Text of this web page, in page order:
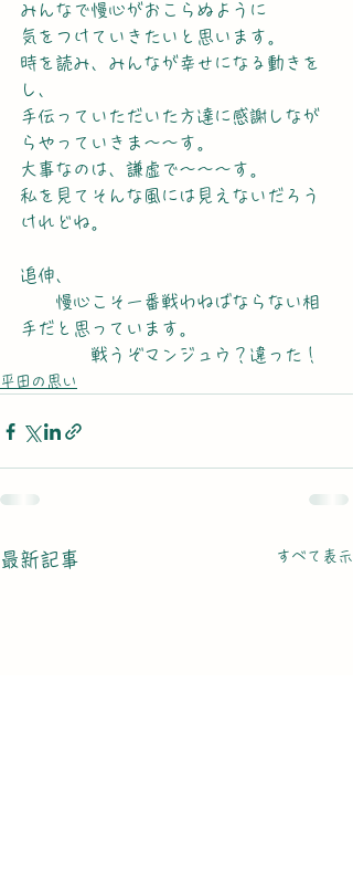
みんなで慢心がおこらぬように
気をつけていきたいと思います。
時を読み、みんなが幸せになる動きを
し、
手伝っていただいた方達に感謝しなが
らやっていきま～～す。
大事なのは、謙虚で～～～す。
私を見てそんな風には見えないだろう
けれどね。
追伸、
慢心こそ一番戦わねばならない相
手だと思っています。
戦うぞマンジュウ？違った！
平田の思い
最新記事 すべて表示